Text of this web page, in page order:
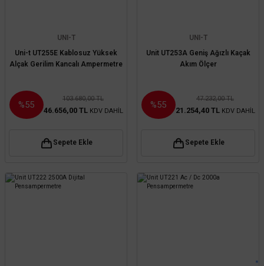
UNI-T
Uni-t UT255E Kablosuz Yüksek
Alçak Gerilim Kancalı Ampermetre
%55
103.680,00 TL
46.656,00 TL KDV DAHİL
Sepete Ekle
UNI-T
Unit UT253A Geniş Ağızlı Kaçak
Akım Ölçer
%55
47.232,00 TL
21.254,40 TL KDV DAHİL
Sepete Ekle